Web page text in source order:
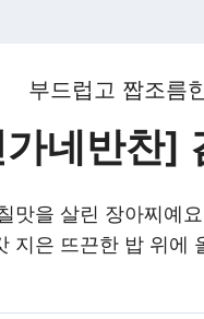
부드럽고 짭조름
네반찬]
맛을 살린 장아찌예
지은 뜨끈한 밥 위에